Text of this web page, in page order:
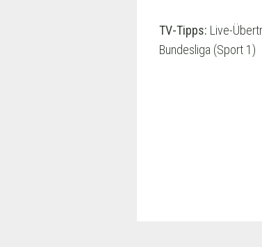
TV-Tipps: Live-
Bundesliga (Sport 1)